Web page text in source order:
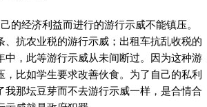
的经济利益而进行的游行示威不能镇压。
、抗农业税的游行示威；出租车抗乱收税的
中，此等游行示威从未间断过。因为这种游
，比如学生要求改善伙食。为了自己的私利
我那坛豆芽而不去游行示威一样，是合情合